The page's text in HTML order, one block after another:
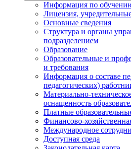
Информация по
Лицензия,
Основные сведения
Структура и органы
подразделением
Образование
Образовательные и
и требования
Информация о составе
педагогических)
Материально-
оснащенность
Платные
Финансово-
Международное
Доступная среда